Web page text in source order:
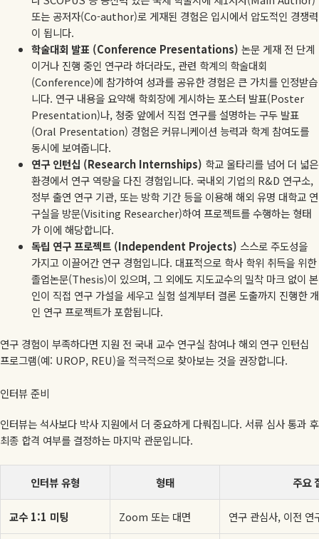
또는 공저자(Co-author)로 게재된 경험은 입시에서 압도적인 경쟁력
이 됩니다.
학술대회 발표 (Conference Presentations) 논문 게재 전 단계
이거나 진행 중인 연구라 하더라도, 관련 학계의 학술대회
(Conference)에 참가하여 성과를 공유한 경험은 큰 가치를 인정받습
니다. 연구 내용을 요약해 학회장에 게시하는 포스터 발표(Poster
Presentation)나, 청중 앞에서 직접 연구를 설명하는 구두 발표
(Oral Presentation) 경험은 커뮤니케이션 능력과 학계 참여도를
동시에 보여줍니다.
연구 인턴십 (Research Internships) 학교 울타리를 넘어 더 넓은
환경에서 연구 역량을 다진 경험입니다. 국내외 기업의 R&D 연구소,
정부 출연 연구 기관, 또는 방학 기간 등을 이용해 해외 유명 대학교 연
구실을 방문(Visiting Researcher)하여 프로젝트를 수행하는 형태
가 이에 해당합니다.
독립 연구 프로젝트 (Independent Projects) 스스로 주도성을
가지고 이끌어간 연구 경험입니다. 대표적으로 학사 학위 취득을 위한
졸업논문(Thesis)이 있으며, 그 외에도 지도교수의 밀착 마크 없이 본
인이 직접 연구 가설을 세우고 실험 설계부터 결론 도출까지 진행한 개
인 연구 프로젝트가 포함됩니다.
연구 경험이 부족하다면 지원 전 국내 교수 연구실 참여나 해외 연구 인턴십
프로그램(예: UROP, REU)을 적극적으로 찾아보는 것을 권장합니다.
인터뷰 준비
인터뷰는 석사보다 박사 지원에서 더 중요하게 다뤄집니다. 서류 심사 통과 후
최종 합격 여부를 결정하는 마지막 관문입니다.
인터뷰 유형 형태 주요
교수 1:1 미팅 Zoom 또는 대면 연구 관심사, 이전 연